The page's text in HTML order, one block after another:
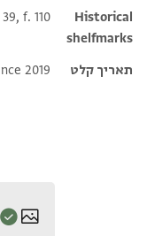
Historical
shelfmarks
f. 110
תאריך קלט 2019